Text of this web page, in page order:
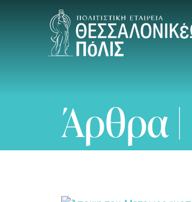
Άρθρα |